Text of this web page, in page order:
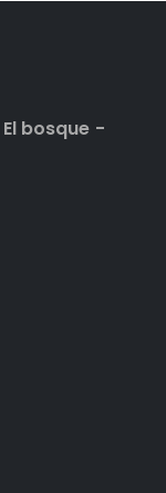
bosque -